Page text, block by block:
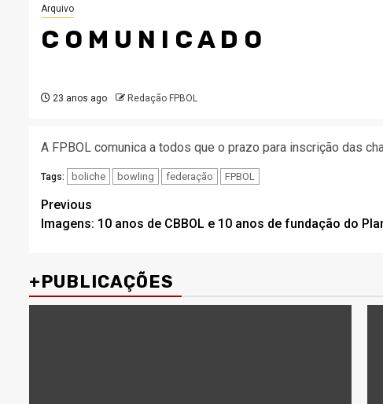
Arquivo
C O M U N I C A D O
23 anos ago Redação FPBOL
A FPBOL comunica a todos que o prazo para inscrição das
Tags: boliche bowling federação FPBOL
Post
navigation
Previous
Imagens: 10 anos de CBBOL e 10 anos de fundação do
+PUBLICAÇÕES